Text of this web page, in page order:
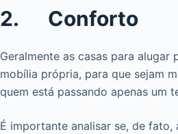
2. Conforto
Geralmente as casas para alugar
mobília própria, para que sejam
quem está passando apenas um
É importante analisar se, de fato,